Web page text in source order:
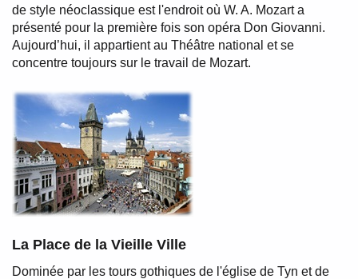
de style néoclassique est l'endroit où W. A. Mozart a
présenté pour la première fois son opéra Don Giovanni.
Aujourd’hui, il appartient au Théâtre national et se
concentre toujours sur le travail de Mozart.
La Place de la Vieille Ville
Dominée par les tours gothiques de l'église de Tyn et de